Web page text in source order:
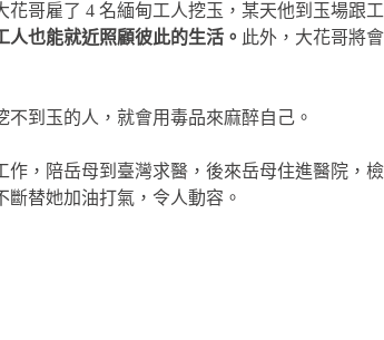
哥雇了 4 名緬甸工人挖玉，某天他到玉場跟工
也能就近照顧彼此的生活。 此外，大花哥將會
到玉的人，就會用毒品來麻醉自己。
，陪岳母到臺灣求醫，後來岳母住進醫院，檢
替她加油打氣，令人動容。